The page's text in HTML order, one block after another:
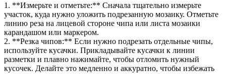
1. **Измерьте и отметьте:** Сначала тщательно измерьте
участок, куда нужно уложить подрезанную мозаику. Отметьте
линию реза на лицевой стороне чипа или листа мозаики
карандашом или маркером.
2. **Резка чипов:** Если нужно подрезать отдельные чипы,
используйте кусачки. Прикладывайте кусачки к линии
разметки и плавно нажимайте, чтобы отломить нужный
кусочек. Делайте это медленно и аккуратно, чтобы избежать